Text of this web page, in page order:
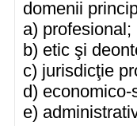
domenii
a) profesional;
b) etic şi
c) jurisdicţie
d) economico-
e)